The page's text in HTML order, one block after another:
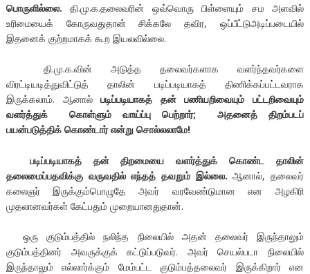
பொருளில்லை. தி.மு.க.தலைவரின் ஒவ்வொரு பிள்ளையும் சம அளவில்
உரிமையைக் கோருவதுதான் சிக்கலே தவிர, ஒப்பீட்டுஅடிப்படையில்
இதனைக் குற்றமாகக் கூற இயலவில்லை.
தி.மு.க.வின் அடுத்த தலைவர்களாக வளர்ந்தவர்களை
விரட்டியடித்துவிட்டுத் தாலின் படிப்படியாகத் திணிக்கப்பட்டவராக
இருக்கலாம். ஆனால்படிப்படியாகத் தன் பணியறிவையும் பட்டறிவையும்
வளர்த்துக் கொள்ளும் வாய்ப்பு பெற்றார்;அதனைத் திறம்படப்
பயன்படுத்திக் கொண்டார் என்று சொல்லலாமே!
படிப்படியாகத் தன் திறமையை வளர்த்துக் கொண்ட தாலின்
தலைமைப்பதவிக்கு வருவதில் எந்தத் தவறும் இல்லை. ஆனால், தலைவர்
கலைஞர் இருக்கும்பொழுதே அவர் வரவேண்டுமான என அழகிரி
முதலானவர்கள் கேட்பதும் முறையானதுதான்.
ஒரு குடும்பத்தில் நலிந்த நிலையில் அதன் தலைவர் இருந்தாலும்
குடும்பத்தினர் அவருக்குக் கட்டுப்படுவர். அவர் செயல்படா நிலையில்
இருந்தாலும் எல்லார்க்கும் மேம்பட்ட குடும்பத்தலைவர் இருக்கிறார் என